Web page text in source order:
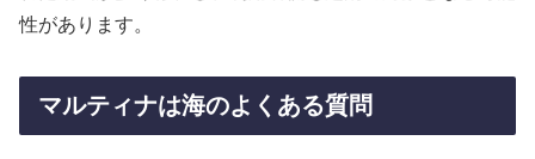
性があります。
マルティナは海のよくある質問